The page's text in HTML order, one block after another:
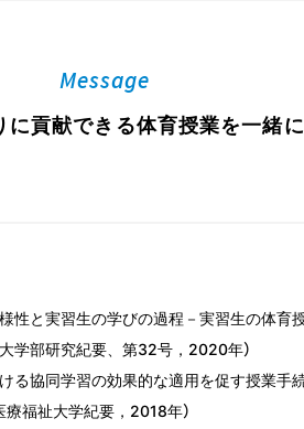
Message
貢献できる体育授業を一緒に
性と実習生の学びの過程－実習生の体育
学部研究紀要、第32号，2020年）
る協同学習の効果的な適用を促す授業
療福祉大学紀要，2018年）